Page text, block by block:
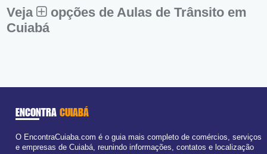
Veja
opções de Aulas de Trânsito em
Cuiabá
ENCONTRA CUIABÁ
O EncontraCuiaba.com é o guia mais completo de comércios, serviços
e empresas de Cuiabá, reunindo informações, contatos e localização